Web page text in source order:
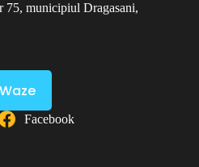
75, municipiul Dragasani,
Waze
Facebook